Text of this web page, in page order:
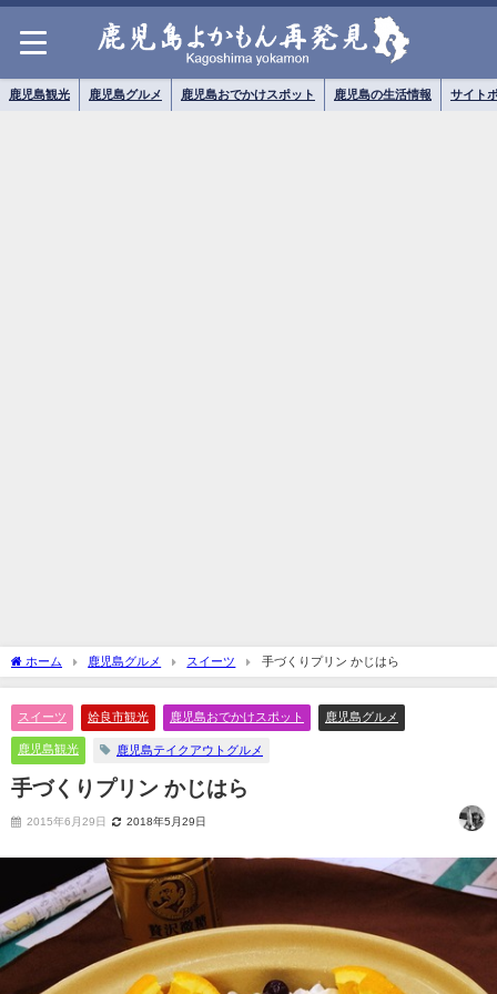
鹿児島観光 鹿児島グルメ 鹿児島おでかけスポット 鹿児島の生活情報 サイト
ホーム 鹿児島グルメ スイーツ 手づくりプリン かじはら
スイーツ 姶良市観光 鹿児島おでかけスポット 鹿児島グルメ
鹿児島観光 鹿児島テイクアウトグルメ
手づくりプリン かじはら
2015年6月29日 2018年5月29日